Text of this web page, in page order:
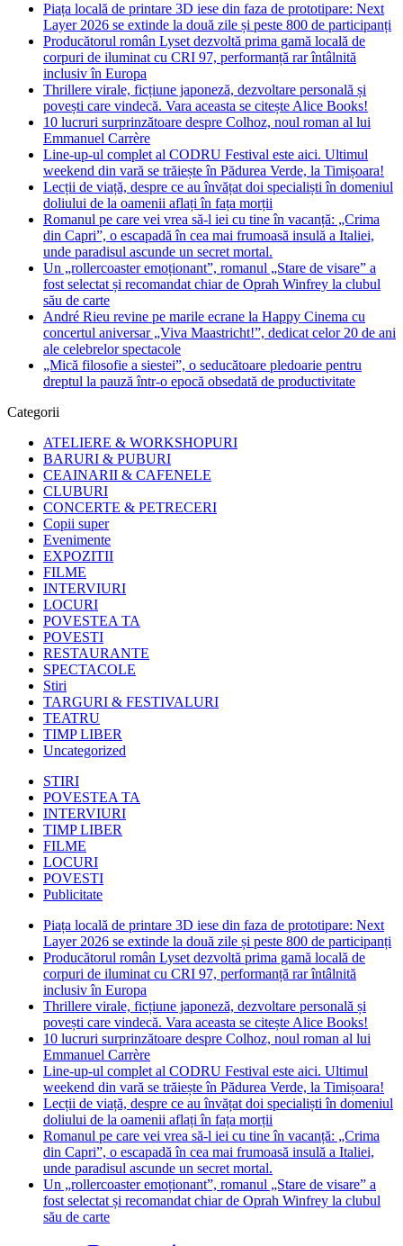
Piața locală de printare 3D iese din faza de prototipare: Next
Layer 2026 se extinde la două zile și peste 800 de participanți
Producătorul român Lyset dezvoltă prima gamă locală de
corpuri de iluminat cu CRI 97, performanță rar întâlnită
inclusiv în Europa
Thrillere virale, ficțiune japoneză, dezvoltare personală și
povești care vindecă. Vara aceasta se citește Alice Books!
10 lucruri surprinzătoare despre Colhoz, noul roman al lui
Emmanuel Carrère
Line-up-ul complet al CODRU Festival este aici. Ultimul
weekend din vară se trăiește în Pădurea Verde, la Timișoara!
Lecții de viață, despre ce au învățat doi specialiști în domeniul
doliului de la oamenii aflați în fața morții
Romanul pe care vei vrea să-l iei cu tine în vacanță: „Crima
din Capri”, o escapadă în cea mai frumoasă insulă a Italiei,
unde paradisul ascunde un secret mortal.
Un „rollercoaster emoționant”, romanul „Stare de visare” a
fost selectat și recomandat chiar de Oprah Winfrey la clubul
său de carte
André Rieu revine pe marile ecrane la Happy Cinema cu
concertul aniversar „Viva Maastricht!”, dedicat celor 20 de ani
ale celebrelor spectacole
„Mică filosofie a siestei”, o seducătoare pledoarie pentru
dreptul la pauză într-o epocă obsedată de productivitate
Categorii
ATELIERE & WORKSHOPURI
BARURI & PUBURI
CEAINARII & CAFENELE
CLUBURI
CONCERTE & PETRECERI
Copii super
Evenimente
EXPOZITII
FILME
INTERVIURI
LOCURI
POVESTEA TA
POVESTI
RESTAURANTE
SPECTACOLE
Stiri
TARGURI & FESTIVALURI
TEATRU
TIMP LIBER
Uncategorized
STIRI
POVESTEA TA
INTERVIURI
TIMP LIBER
FILME
LOCURI
POVESTI
Publicitate
Piața locală de printare 3D iese din faza de prototipare: Next
Layer 2026 se extinde la două zile și peste 800 de participanți
Producătorul român Lyset dezvoltă prima gamă locală de
corpuri de iluminat cu CRI 97, performanță rar întâlnită
inclusiv în Europa
Thrillere virale, ficțiune japoneză, dezvoltare personală și
povești care vindecă. Vara aceasta se citește Alice Books!
10 lucruri surprinzătoare despre Colhoz, noul roman al lui
Emmanuel Carrère
Line-up-ul complet al CODRU Festival este aici. Ultimul
weekend din vară se trăiește în Pădurea Verde, la Timișoara!
Lecții de viață, despre ce au învățat doi specialiști în domeniul
doliului de la oamenii aflați în fața morții
Romanul pe care vei vrea să-l iei cu tine în vacanță: „Crima
din Capri”, o escapadă în cea mai frumoasă insulă a Italiei,
unde paradisul ascunde un secret mortal.
Un „rollercoaster emoționant”, romanul „Stare de visare” a
fost selectat și recomandat chiar de Oprah Winfrey la clubul
său de carte